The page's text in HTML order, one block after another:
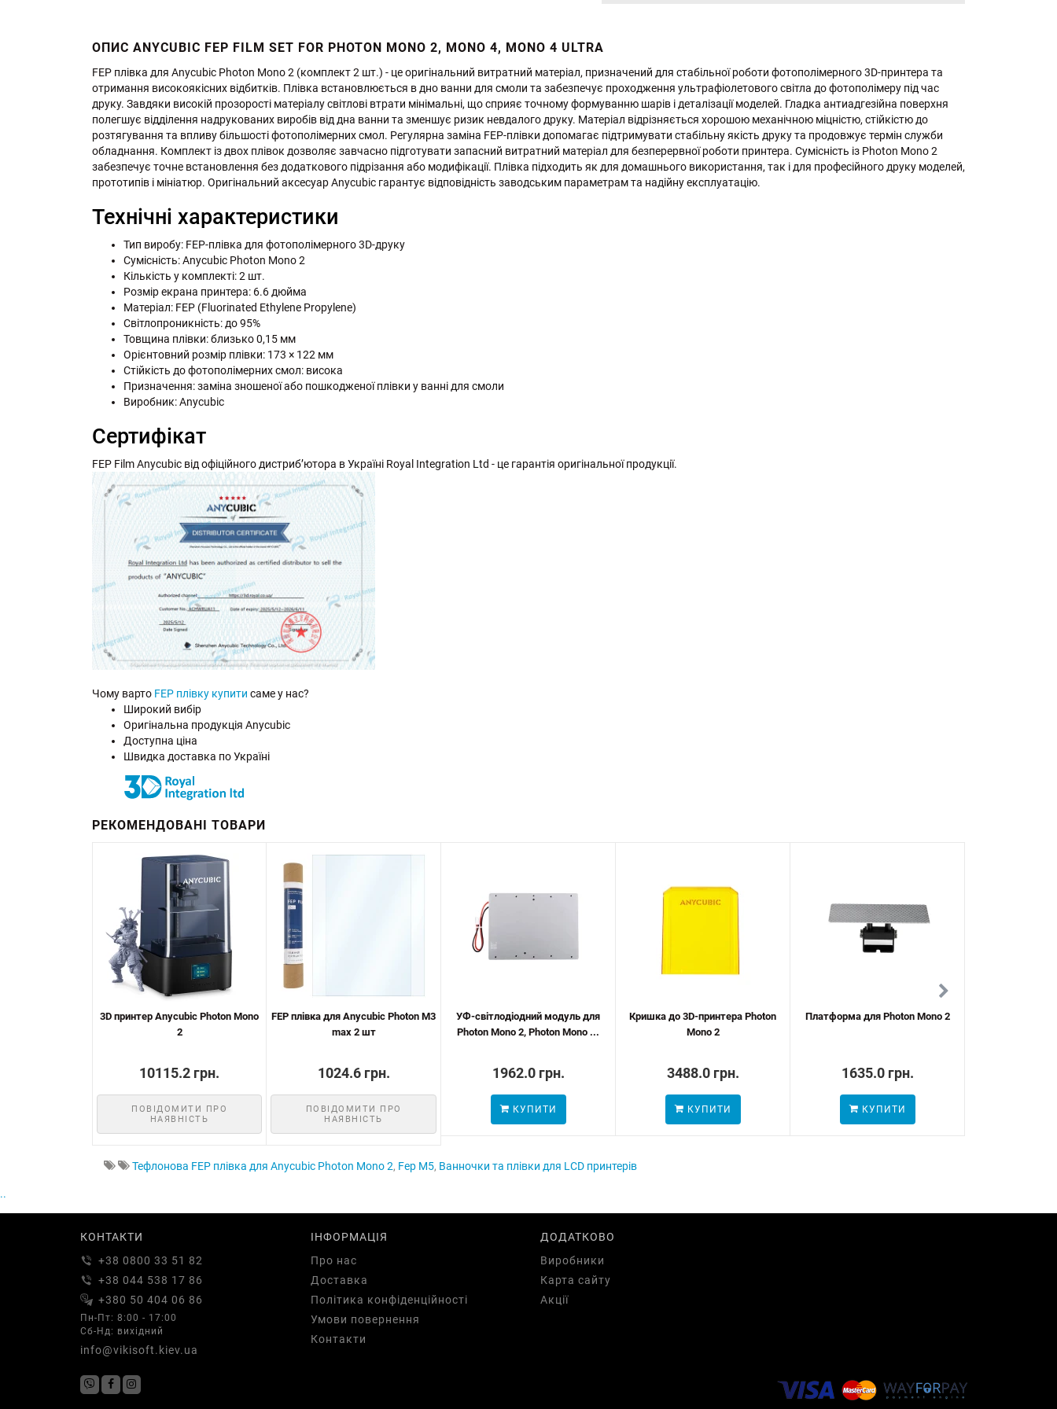
ОПИС ANYCUBIC FEP FILM SET FOR PHOTON MONO 2, MONO 4, MONO 4 ULTRA
FEP плівка для Anycubic Photon Mono 2 (комплект 2 шт.) - це оригінальний витратний матеріал, призначений для стабільної роботи фотополімерного 3D-принтера та
отримання високоякісних відбитків. Плівка встановлюється в дно ванни для смоли та забезпечує проходження ультрафіолетового світла до фотополімеру під час
друку. Завдяки високій прозорості матеріалу світлові втрати мінімальні, що сприяє точному формуванню шарів і деталізації моделей. Гладка антиадгезійна поверхня
полегшує відділення надрукованих виробів від дна ванни та зменшує ризик невдалого друку. Матеріал відрізняється хорошою механічною міцністю, стійкістю до
розтягування та впливу більшості фотополімерних смол. Регулярна заміна FEP-плівки допомагає підтримувати стабільну якість друку та продовжує термін служби
обладнання. Комплект із двох плівок дозволяє завчасно підготувати запасний витратний матеріал для безперервної роботи принтера. Сумісність із Photon Mono 2
забезпечує точне встановлення без додаткового підрізання або модифікації. Плівка підходить як для домашнього використання, так і для професійного друку моделей,
прототипів і мініатюр. Оригінальний аксесуар Anycubic гарантує відповідність заводським параметрам та надійну експлуатацію.
Технічні характеристики
Тип виробу: FEP-плівка для фотополімерного 3D-друку
Сумісність: Anycubic Photon Mono 2
Кількість у комплекті: 2 шт.
Розмір екрана принтера: 6.6 дюйма
Матеріал: FEP (Fluorinated Ethylene Propylene)
Світлопроникність: до 95%
Товщина плівки: близько 0,15 мм
Орієнтовний розмір плівки: 173 × 122 мм
Стійкість до фотополімерних смол: висока
Призначення: заміна зношеної або пошкодженої плівки у ванні для смоли
Виробник: Anycubic
Сертифікат
FEP Film Anycubic від офіційного дистриб’ютора в Україні Royal Integration Ltd - це гарантія оригінальної продукції.
Чому варто FEP плівку купити саме у нас?
Широкий вибір
Оригінальна продукція Anycubic
Доступна ціна
Швидка доставка по Україні
РЕКОМЕНДОВАНІ ТОВАРИ
3D принтер Anycubic Photon Mono
2
10115.2 грн.
ПОВІДОМИТИ ПРО
НАЯВНІСТЬ
FEP плівка для Anycubic Photon M3
max 2 шт
1024.6 грн.
ПОВІДОМИТИ ПРО
НАЯВНІСТЬ
УФ-світлодіодний модуль для
Photon Mono 2, Photon Mono ...
1962.0 грн.
КУПИТИ
Кришка до 3D-принтера Photon
Mono 2
3488.0 грн.
КУПИТИ
Платформа для Photon Mono 2
1635.0 грн.
КУПИТИ
Тефлонова FEP плівка для Anycubic Photon Mono 2, Fep M5, Ванночки та плівки для LCD принтерів
..
КОНТАКТИ
+38 0800 33 51 82
+38 044 538 17 86
+380 50 404 06 86
Пн-Пт: 8:00 - 17:00
Сб-Нд: вихідний
info@vikisoft.kiev.ua
ІНФОРМАЦІЯ
Про нас
Доставка
Політика конфіденційності
Умови повернення
Контакти
ДОДАТКОВО
Виробники
Карта сайту
Акції